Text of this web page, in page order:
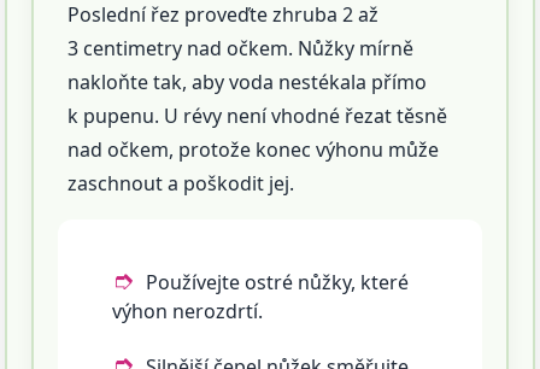
Poslední řez proveďte zhruba 2 až
3 centimetry nad očkem. Nůžky mírně
nakloňte tak, aby voda nestékala přímo
k pupenu. U révy není vhodné řezat těsně
nad očkem, protože konec výhonu může
zaschnout a poškodit jej.
Používejte ostré nůžky, které
výhon nerozdrtí.